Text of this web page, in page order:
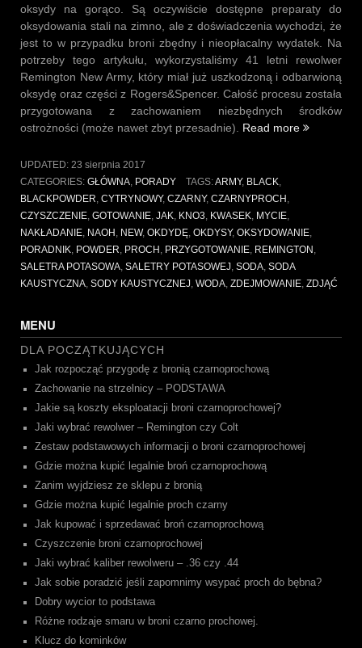
oksydy na gorąco. Są oczywiście dostępne preparaty do
oksydowania stali na zimno, ale z doświadczenia wychodzi, że
jest to w przypadku broni zbędny i nieopłacalny wydatek. Na
potrzeby tego artykułu, wykorzystaliśmy 41 letni rewolwer
Remington New Army, który miał już uszkodzoną i odbarwioną
oksydę oraz części z Rogers&Spencer. Całość procesu została
przygotowana z zachowaniem niezbędnych środków
ostrożności (może nawet zbyt przesadnie). Read more
UPDATED: 23 sierpnia 2017
CATEGORIES: GŁÓWNA, PORADY TAGS:ARMY, BLACK,
BLACKPOWDER, CYTRYNOWY, CZARNY, CZARNYPROCH ,
CZYSZCZENIE, GOTOWANIE, JAK, KNO3, KWASEK, MYCIE,
NAKŁADANIE, NAOH , NEW, OKDYDĘ, OKDYSY, OKSYDOWANIE,
PORADNIK, POWDER, PROCH , PRZYGOTOWANIE, REMINGTON ,
SALETRA POTASOWA, SALETRY POTASOWEJ, SODA, SODA
KAUSTYCZNA, SODY KAUSTYCZNEJ, WODA, ZDEJMOWANIE, ZDJĄĆ
MENU
DLA POCZĄTKUJĄCYCH
Jak rozpocząć przygodę z bronią czarnoprochową
Zachowanie na strzelnicy – PODSTAWA
Jakie są koszty eksploatacji broni czarnoprochowej?
Jaki wybrać rewolwer – Remington czy Colt
Zestaw podstawowych informacji o broni czarnoprochowej
Gdzie można kupić legalnie broń czarnoprochową
Zanim wyjdziesz ze sklepu z bronią
Gdzie można kupić legalnie proch czarny
Jak kupować i sprzedawać broń czarnoprochową
Czyszczenie broni czarnoprochowej
Jaki wybrać kaliber rewolweru – .36 czy .44
Jak sobie poradzić jeśli zapomnimy wsypać proch do bębna?
Dobry wycior to podstawa
Różne rodzaje smaru w broni czarno prochowej.
Klucz do kominków